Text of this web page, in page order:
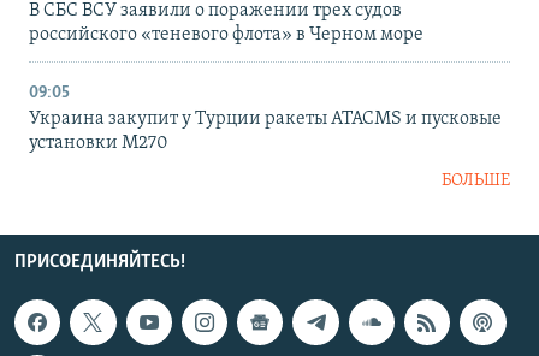
В СБС ВСУ заявили о поражении трех судов
российского «теневого флота» в Черном море
09:05
Украина закупит у Турции ракеты ATACMS и пусковые
установки M270
БОЛЬШЕ
ПРИСОЕДИНЯЙТЕСЬ!